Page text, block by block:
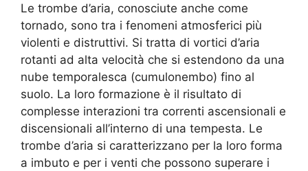
Le trombe d’aria, conosciute anche come
tornado, sono tra i fenomeni atmosferici più
violenti e distruttivi. Si tratta di vortici d’aria
rotanti ad alta velocità che si estendono da una
nube temporalesca (cumulonembo) fino al
suolo. La loro formazione è il risultato di
complesse interazioni tra correnti ascensionali e
discensionali all’interno di una tempesta. Le
trombe d’aria si caratterizzano per la loro forma
a imbuto e per i venti che possono superare i